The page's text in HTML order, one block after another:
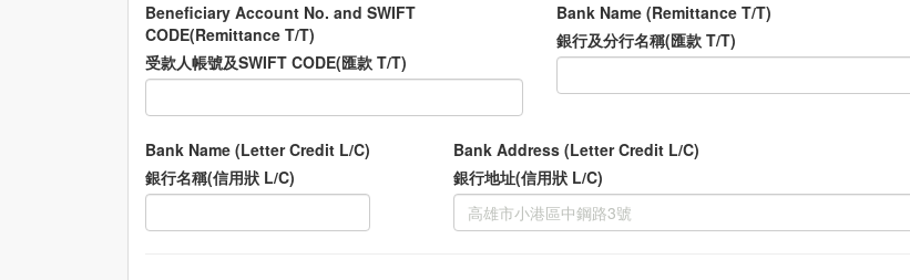
Beneficiary Account No. and SWIFT
CODE(Remittance T/T)
受款人帳號及SWIFT CODE(匯款 T/T)
Bank Name (Remittance T/T)
銀行及分行名稱(匯款 T/T)
Bank Name (Letter Credit L/C)
銀行名稱(信用狀 L/C)
Bank Address (Letter Credit L/C)
銀行地址(信用狀 L/C)